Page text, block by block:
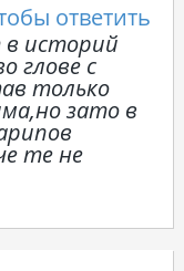
ответить
историй
глове с
только
зато в
те не